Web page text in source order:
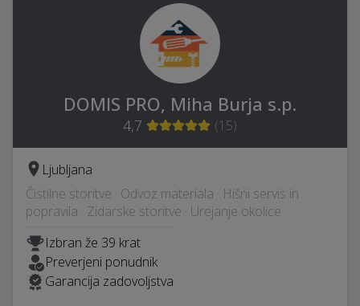
DOMIS PRO, Miha Burja s.p.
4,7 (15)
Ljubljana
Čistilne storitve · Odvoz materiala · Hišni servis in
popravila · Zidarske storitve · Urejanje okolice
Izbran že 39 krat
Preverjeni ponudnik
Garancija zadovoljstva